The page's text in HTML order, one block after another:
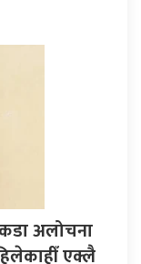
अलोचना
एक्लै